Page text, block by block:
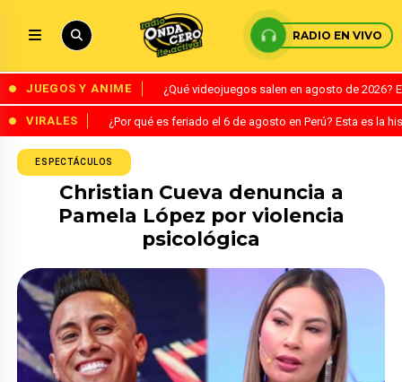
RADIO EN VIVO
JUEGOS Y ANIME ¿Qué videojuegos salen en agosto de
VIRALES ¿Por qué es feriado el 6 de agosto en Perú? Esta es la
ESPECTÁCULOS
Christian Cueva denuncia a
Pamela López por violencia
psicológica